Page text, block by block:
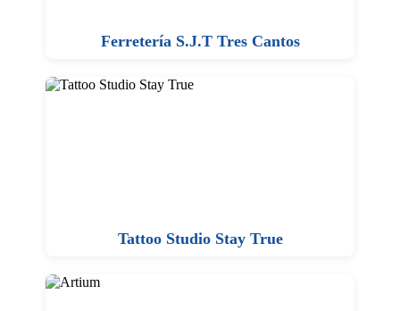
Ferretería S.J.T Tres Cantos
Tattoo Studio Stay True